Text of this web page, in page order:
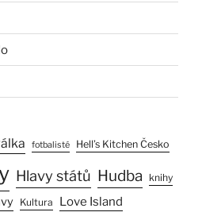
fotbalisté Hell’s Kitchen Česko
Hlavy států Hudba knihy
Kultura Love Island